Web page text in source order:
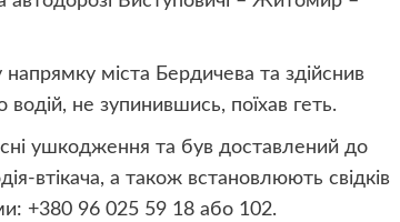
міста Бердичева та здійснив
водій, не зупинившись, поїхав геть.
ушкодження та був доставлений до
втікача, а також встановлюють свідків
+380 96 025 59 18 або 102.